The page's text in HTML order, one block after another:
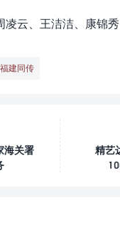
凌云、王洁洁、康锦
福建同传
海关署
精艺